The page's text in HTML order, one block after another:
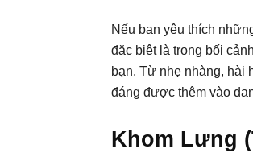
Nếu bạn yêu thích
đặc biệt là trong bối
bạn. Từ nhẹ nhàng, hài
đáng được thêm vào
Khom Lưng